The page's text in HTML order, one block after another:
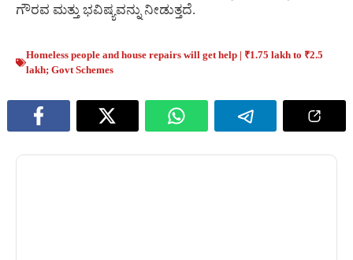
ಗೌರವ ಮತ್ತು ಭವಿಷ್ಯವನ್ನು ನೀಡುತ್ತದೆ.
Homeless people and house repairs will get help | ₹1.75 lakh to ₹2.5
lakh; Govt Schemes